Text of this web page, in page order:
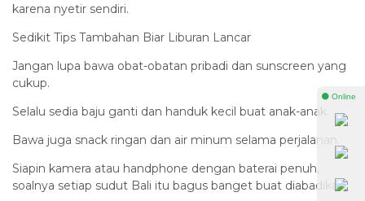
karena nyetir sendiri.
Sedikit Tips Tambahan Biar Liburan Lancar
Jangan lupa bawa obat-obatan pribadi dan sunscreen yang
cukup.
Selalu sedia baju ganti dan handuk kecil buat anak-anak.
Bawa juga snack ringan dan air minum selama perjalanan.
Siapin kamera atau handphone dengan baterai penuh,
soalnya setiap sudut Bali itu bagus banget buat diabadikan.
⚫ Online